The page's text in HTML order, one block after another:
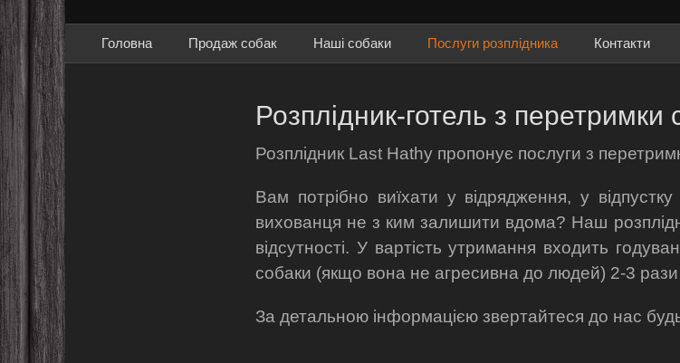
Primary Menu
Головна Продаж собак Наші собаки Послуги розплідника Контакти
Розплідник-готель з перетримки
Розплідник Last Hathy пропонує послуги з
Вам потрібно виїхати у відрядження, у
вихованця не з ким залишити вдома? Наш
відсутності. У вартість утримання входить
собаки (якщо вона не агресивна до людей) 2-3
За детальною інформацією звертайтеся до нас